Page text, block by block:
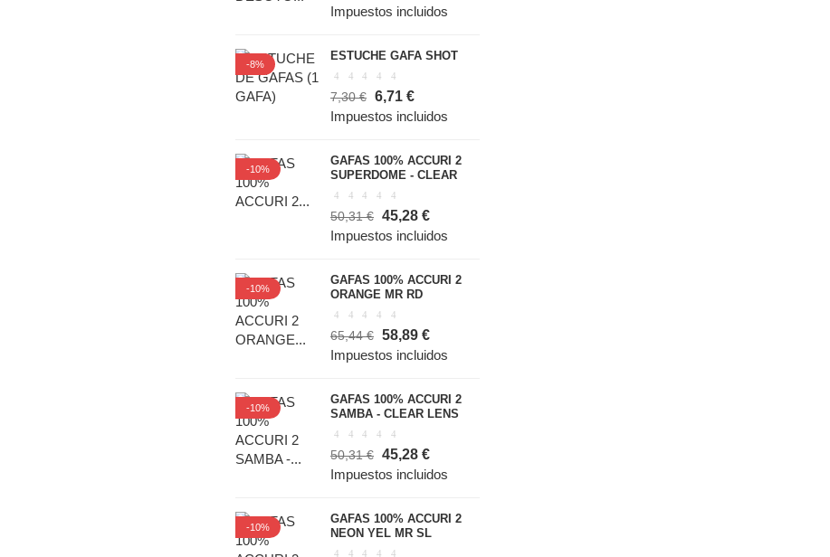
Impuestos incluidos
-8%
ESTUCHE GAFA SHOT
7,30 € 6,71 €
Impuestos incluidos
-10%
GAFAS 100% ACCURI 2
SUPERDOME - CLEAR
50,31 € 45,28 €
Impuestos incluidos
-10%
GAFAS 100% ACCURI 2
ORANGE MR RD
65,44 € 58,89 €
Impuestos incluidos
-10%
GAFAS 100% ACCURI 2
SAMBA - CLEAR LENS
50,31 € 45,28 €
Impuestos incluidos
-10%
GAFAS 100% ACCURI 2
NEON YEL MR SL